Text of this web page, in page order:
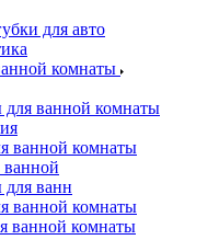
для авто
комнаты
для ванной комнаты
ванной комнаты
для ванн
ванной комнаты
ванной комнаты